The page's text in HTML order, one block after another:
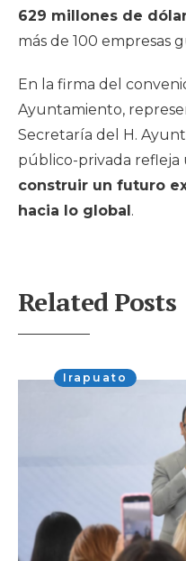
629 millones de
más de 100 empresas
En la firma del
Ayuntamiento,
Secretaría del H.
público-privada refleja
construir un futuro
hacia lo global.
Related Posts
Irapuato